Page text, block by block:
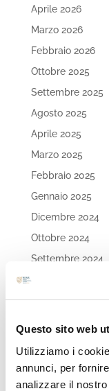
Questo sito web
Utilizziamo i
annunci, per
analizzare il
Aprile 2026
Marzo 2026
Febbraio 2026
Ottobre 2025
Settembre 2025
Agosto 2025
Aprile 2025
Marzo 2025
Febbraio 2025
Gennaio 2025
Dicembre 2024
Ottobre 2024
Settembre 2024
Agosto 2024
Luglio 2024
Marzo 2024
Febbraio 2024